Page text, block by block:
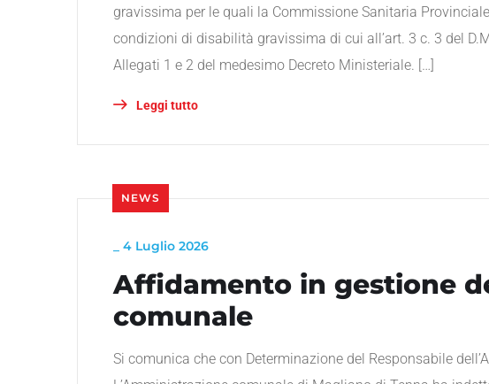
gravissima per le quali la Commissione Sanitaria
condizioni di disabilità gravissima di cui all’art. 3 c. 3 del
Allegati 1 e 2 del medesimo Decreto Ministeriale. […]
Leggi tutto
NEWS
4 Luglio 2026
Affidamento in gestione
comunale
Si comunica che con Determinazione del Responsabile